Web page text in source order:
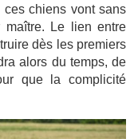
ces chiens vont sans
maître. Le lien entre
dès les premiers
alors du temps, de
que la complicité